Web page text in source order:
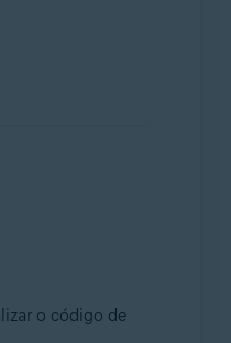
o código de